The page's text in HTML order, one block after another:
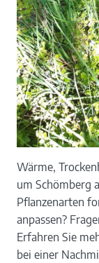
Wärme,
um Schömberg
Pflanzenarten
anpassen?
Erfahren Sie
bei einer